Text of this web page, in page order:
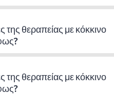
θεραπείας με κόκκινο
θεραπείας με κόκκινο